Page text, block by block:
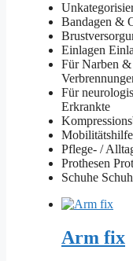
Bandagen &
Einlagen
Für Narben &
Für
Erkrankte
Mobilitätshilfe
Pflege- /
Prothesen
Schuhe
Arm fix